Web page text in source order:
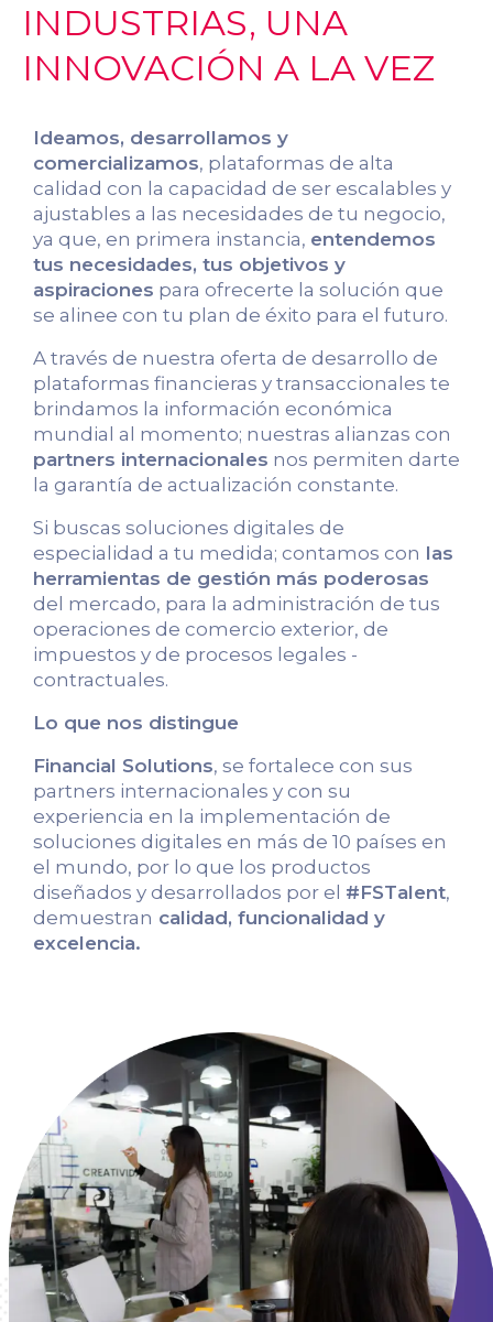
INDUSTRIAS, UNA
INNOVACIÓN A LA VEZ
Ideamos, desarrollamos y
comercializamos, plataformas de alta
calidad con la capacidad de ser escalables y
ajustables a las necesidades de tu negocio,
ya que, en primera instancia, entendemos
tus necesidades, tus objetivos y
aspiraciones para ofrecerte la solución que
se alinee con tu plan de éxito para el futuro.
A través de nuestra oferta de desarrollo de
plataformas financieras y transaccionales te
brindamos la información económica
mundial al momento; nuestras alianzas con
partners internacionales nos permiten darte
la garantía de actualización constante.
Si buscas soluciones digitales de
especialidad a tu medida; contamos con las
herramientas de gestión más poderosas
del mercado, para la administración de tus
operaciones de comercio exterior, de
impuestos y de procesos legales -
contractuales.
Lo que nos distingue
Financial Solutions, se fortalece con sus
partners internacionales y con su
experiencia en la implementación de
soluciones digitales en más de 10 países en
el mundo, por lo que los productos
diseñados y desarrollados por el #FSTalent,
demuestran calidad, funcionalidad y
excelencia.